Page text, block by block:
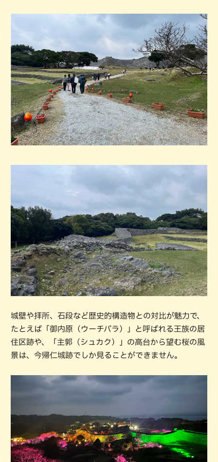
城壁や拝所、石段など歴史的構造物との対比が魅力で、
たとえば「御内原（ウーチバラ）」と呼ばれる王族の居
住区跡や、「主郭（シュカク）」の高台から望む桜の風
景は、今帰仁城跡でしか見ることができません。